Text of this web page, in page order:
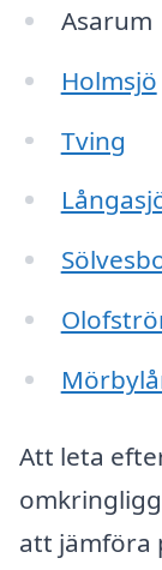
Asarum
Holmsjö
Tving
Att leta
att jämföra